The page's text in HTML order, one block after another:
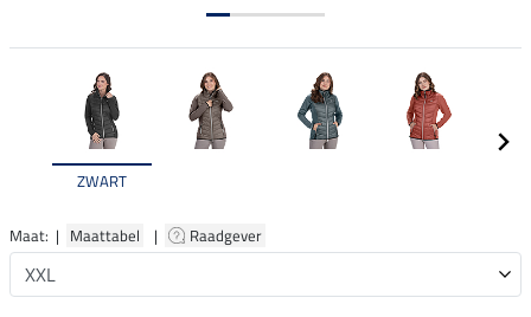
ZWART
Maat: | Maattabel | Raadgever